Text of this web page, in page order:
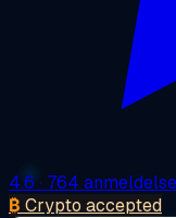
4.6 · 764
₿ Crypto accepted